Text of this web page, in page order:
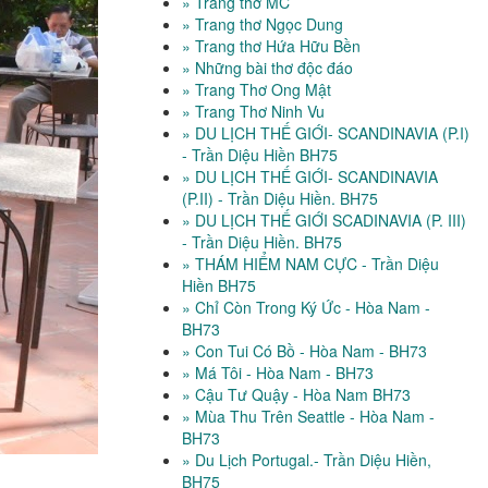
» Trang thơ Ngọc Dung
» Trang thơ Hứa Hữu Bền
» Những bài thơ độc đáo
» Trang Thơ Ong Mật
» Trang Thơ Ninh Vu
» DU LỊCH THẾ GIỚI- SCANDINAVIA (P.I)
- Trần Diệu Hiền BH75
» DU LỊCH THẾ GIỚI- SCANDINAVIA
(P.II) - Trần Diệu Hiền. BH75
» DU LỊCH THẾ GIỚI SCADINAVIA (P. III)
- Trần Diệu Hiền. BH75
» THÁM HIỂM NAM CỰC - Trần Diệu
Hiền BH75
» Chỉ Còn Trong Ký Ức - Hòa Nam -
BH73
» Con Tui Có Bồ - Hòa Nam - BH73
» Má Tôi - Hòa Nam - BH73
» Cậu Tư Quậy - Hòa Nam BH73
» Mùa Thu Trên Seattle - Hòa Nam -
BH73
» Du Lịch Portugal.- Trần Diệu Hiền,
BH75